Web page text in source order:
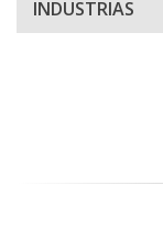
INDUSTRIAS